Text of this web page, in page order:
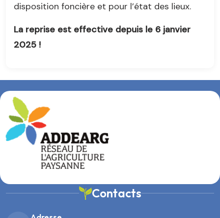
disposition foncière et pour l’état des lieux.
La reprise est effective depuis le 6 janvier
2025 !
Contacts